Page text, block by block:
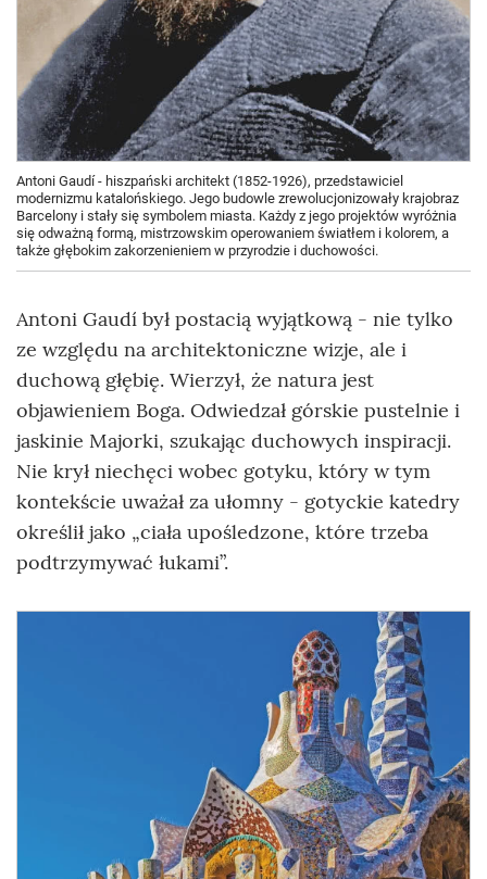
Antoni Gaudí - hiszpański architekt (1852-1926), przedstawiciel
modernizmu katalońskiego. Jego budowle zrewolucjonizowały krajobraz
Barcelony i stały się symbolem miasta. Każdy z jego projektów wyróżnia
się odważną formą, mistrzowskim operowaniem światłem i kolorem, a
także głębokim zakorzenieniem w przyrodzie i duchowości.
Antoni Gaudí był postacią wyjątkową - nie tylko
ze względu na architektoniczne wizje, ale i
duchową głębię. Wierzył, że natura jest
objawieniem Boga. Odwiedzał górskie pustelnie i
jaskinie Majorki, szukając duchowych inspiracji.
Nie krył niechęci wobec gotyku, który w tym
kontekście uważał za ułomny - gotyckie katedry
określił jako „ciała upośledzone, które trzeba
podtrzymywać łukami”.